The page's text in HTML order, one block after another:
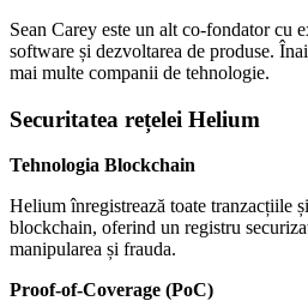
Sean Carey este un alt co-fondator cu
software și dezvoltarea de produse.
mai multe companii de tehnologie.
Securitatea rețelei Helium
Tehnologia Blockchain
Helium înregistrează toate tranzacțiile
blockchain, oferind un registru
manipularea și frauda.
Proof-of-Coverage (PoC)